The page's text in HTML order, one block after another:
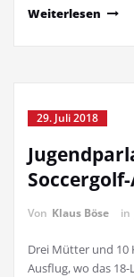
Weiterlesen
29. Juli 2018
Von Klaus Böse in
Drei Mütter und 10
Ausflug, wo das